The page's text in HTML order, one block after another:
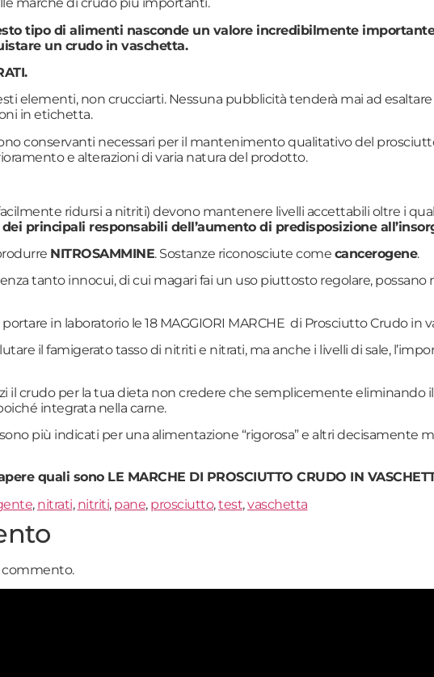
tipo di alimenti nasconde un valore incredibilmente
un crudo in vaschetta.
elementi, non crucciarti. Nessuna pubblicità tenderà mai ad
in etichetta.
conservanti necessari per il mantenimento qualitativo del
e alterazioni di varia natura del prodotto.
ridursi a nitriti) devono mantenere livelli accettabili oltre i
principali responsabili dell’aumento di predisposizione
NITROSAMMINE. Sostanze riconosciute come cancerogene.
tanto innocui, di cui magari fai un uso piuttosto regolare,
in laboratorio le 18 MAGGIORI MARCHE di Prosciutto Crudo in
il famigerato tasso di nitriti e nitrati, ma anche i livelli di sale,
il crudo per la tua dieta non credere che semplicemente eliminando il
integrata nella carne.
più indicati per una alimentazione “rigorosa” e altri decisamente
quali sono LE MARCHE DI PROSCIUTTO CRUDO IN
, nitrati, nitriti, pane, prosciutto,test,vaschetta